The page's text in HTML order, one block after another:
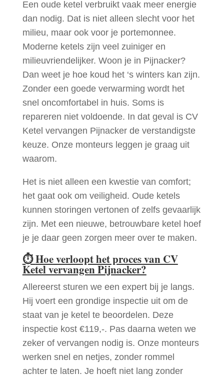
Een oude ketel verbruikt vaak meer energie
dan nodig. Dat is niet alleen slecht voor het
milieu, maar ook voor je portemonnee.
Moderne ketels zijn veel zuiniger en
milieuvriendelijker. Woon je in Pijnacker?
Dan weet je hoe koud het ‘s winters kan zijn.
Zonder een goede verwarming wordt het
snel oncomfortabel in huis. Soms is
repareren niet voldoende. In dat geval is CV
Ketel vervangen Pijnacker de verstandigste
keuze. Onze monteurs leggen je graag uit
waarom.
Het is niet alleen een kwestie van comfort;
het gaat ook om veiligheid. Oude ketels
kunnen storingen vertonen of zelfs gevaarlijk
zijn. Met een nieuwe, betrouwbare ketel hoef
je je daar geen zorgen meer over te maken.
⏱Hoe verloopt het proces van CV
Ketel vervangen Pijnacker?
Allereerst sturen we een expert bij je langs.
Hij voert een grondige inspectie uit om de
staat van je ketel te beoordelen. Deze
inspectie kost €119,-. Pas daarna weten we
zeker of vervangen nodig is. Onze monteurs
werken snel en netjes, zonder rommel
achter te laten. Je hoeft niet lang zonder